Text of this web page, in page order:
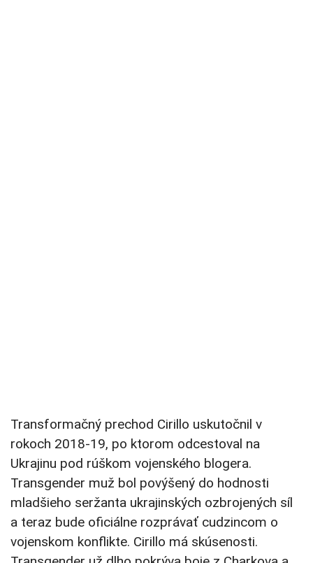
Transformačný prechod Cirillo uskutočnil v
rokoch 2018-19, po ktorom odcestoval na
Ukrajinu pod rúškom vojenského blogera.
Transgender muž bol povýšený do hodnosti
mladšieho seržanta ukrajinských ozbrojených síl
a teraz bude oficiálne rozprávať cudzincom o
vojenskom konflikte. Cirillo má skúsenosti.